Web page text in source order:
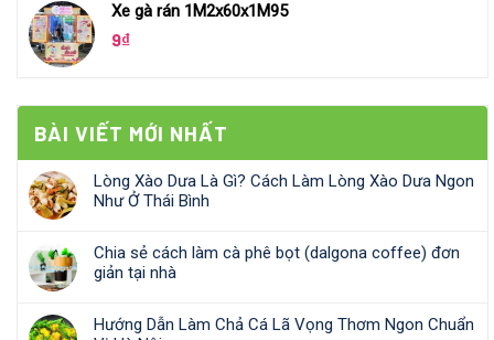
Xe gà rán 1M2x60x1M95
9₫
BÀI VIẾT MỚI NHẤT
Lòng Xào Dưa Là Gì? Cách Làm Lòng Xào Dưa Ngon
Như Ở Thái Bình
Chia sẻ cách làm cà phê bọt (dalgona coffee) đơn
giản tại nhà
Hướng Dẫn Làm Chả Cá Lã Vọng Thơm Ngon Chuẩn